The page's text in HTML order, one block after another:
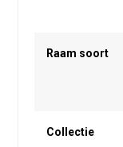
Raam soort
Collectie